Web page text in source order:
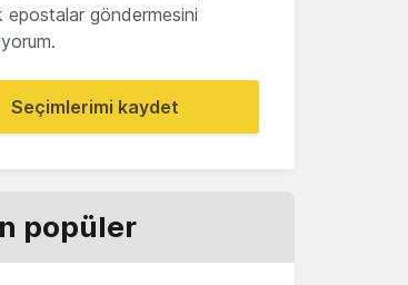
epostalar göndermesini
Seçimlerimi kaydet
popüler